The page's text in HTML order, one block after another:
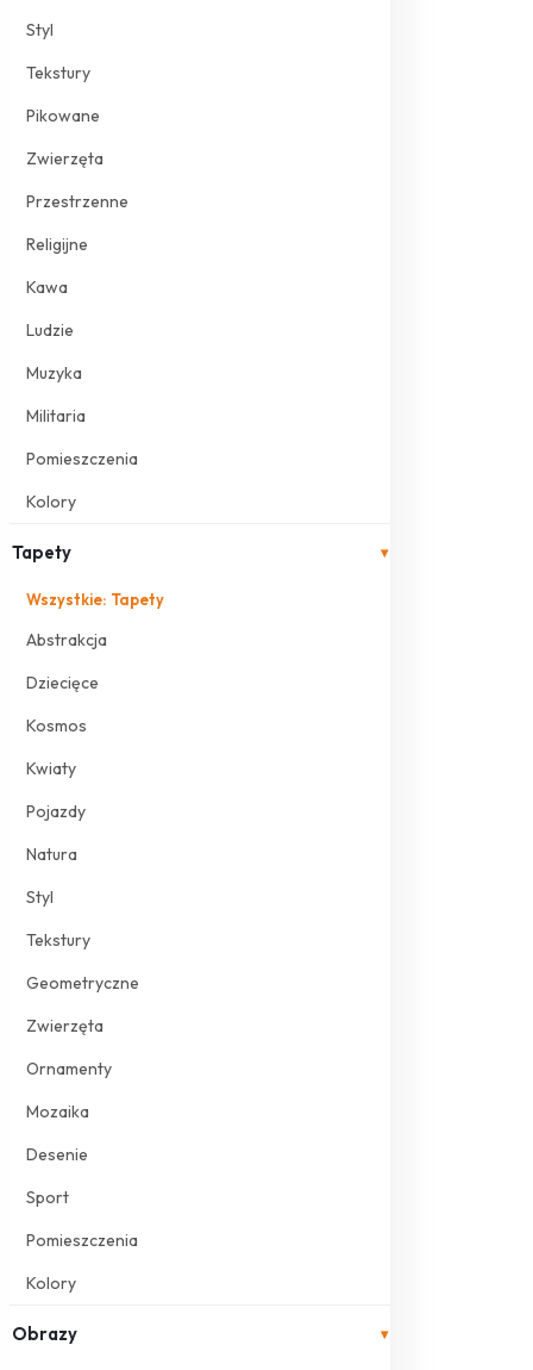
Styl
Tekstury
Pikowane
Zwierzęta
Przestrzenne
Religijne
Kawa
Ludzie
Muzyka
Militaria
Pomieszczenia
Kolory
Tapety ▾
Wszystkie: Tapety
Abstrakcja
Dziecięce
Kosmos
Kwiaty
Pojazdy
Natura
Styl
Tekstury
Geometryczne
Zwierzęta
Ornamenty
Mozaika
Desenie
Sport
Pomieszczenia
Kolory
Obrazy ▾